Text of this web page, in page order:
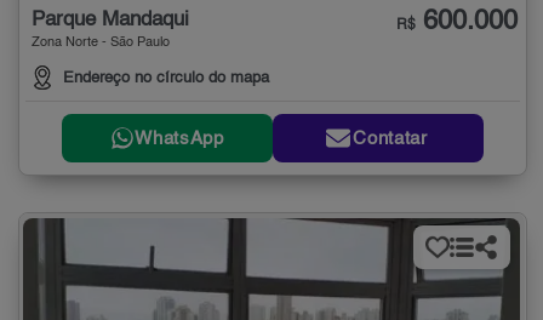
Parque Mandaqui
Zona Norte - São Paulo
Endereço no círculo do mapa
R$ 600.000
WhatsApp Contatar